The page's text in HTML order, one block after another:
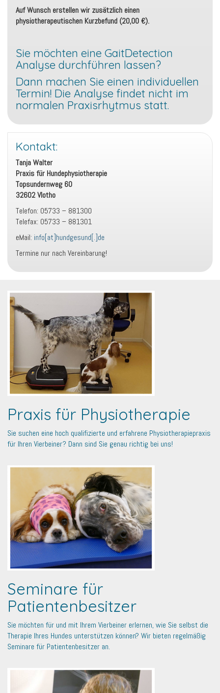
Auf Wunsch erstellen wir zusätzlich einen
physiotherapeutischen Kurzbefund (20,00 €).
Sie möchten eine GaitDetection
Analyse durchführen lassen?
Dann machen Sie einen individuellen
Termin! Die Analyse findet nicht im
normalen Praxisrhytmus statt.
Kontakt:
Tanja Walter
Praxis für Hundephysiotherapie
Topsundernweg 60
32602 Vlotho
Telefon: 05733 – 881300
Telefax: 05733 – 881301
eMail: info[at]hundgesund[.]de
Termine nur nach Vereinbarung!
Praxis für Physiotherapie
Sie suchen eine hoch qualifizierte und erfahrene Physiotherapiepraxis
für Ihren Vierbeiner? Dann sind Sie genau richtig bei uns!
Seminare für
Patientenbesitzer
Sie möchten für und mit Ihrem Vierbeiner erlernen, wie Sie selbst die
Therapie Ihres Hundes unterstützen können? Wir bieten regelmäßig
Seminare für Patientenbesitzer an.